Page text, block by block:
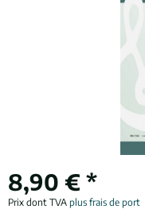
8,90 € *
Prix dont TVA plus frais de port